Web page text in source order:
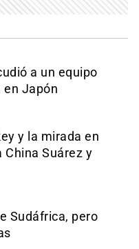
a un equipo
en Japón
y la mirada en
China Suárez y
Sudáfrica, pero